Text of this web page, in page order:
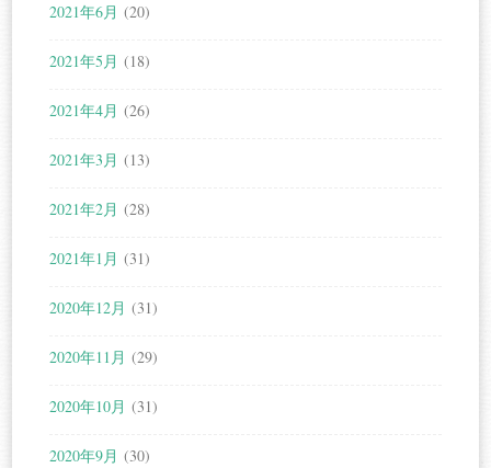
2021年6月 (20)
2021年5月 (18)
2021年4月 (26)
2021年3月 (13)
2021年2月 (28)
2021年1月 (31)
2020年12月 (31)
2020年11月 (29)
2020年10月 (31)
2020年9月 (30)